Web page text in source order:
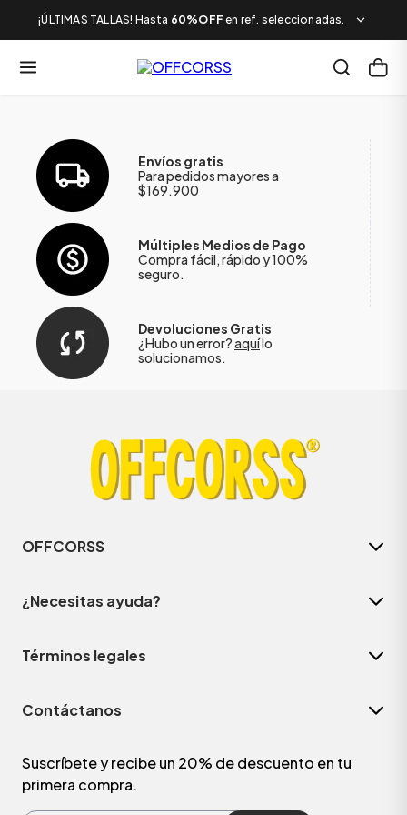
¡ÚLTIMAS TALLAS! Hasta 60%OFF en ref. seleccionadas.
Envíos gratis
Para pedidos mayores a
$169.900
Múltiples Medios de Pago
Compra fácil, rápido y 100%
seguro.
Devoluciones Gratis
¿Hubo un error?aquílo
solucionamos.
OFFCORSS
¿Necesitas ayuda?
Términos legales
Contáctanos
Suscríbete y recibe un 20% de descuento en tu
primera compra.